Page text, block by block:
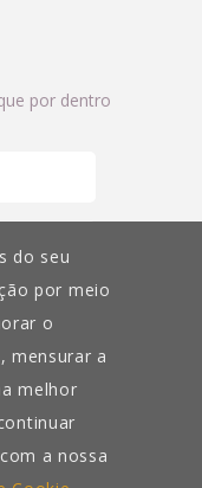
por dentro
do seu
por meio
o
mensurar a
melhor
a nossa